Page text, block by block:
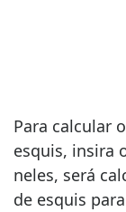
Para calcular
esquis, insira
neles, será
de esquis